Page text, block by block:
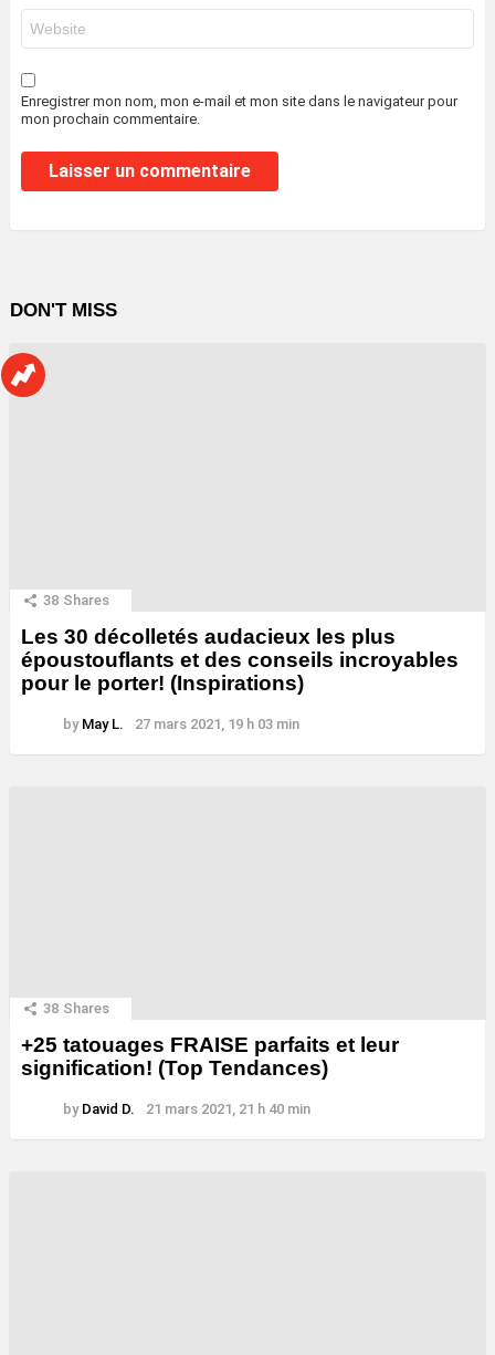
web
Enregistrer mon nom, mon e-mail et mon site dans le navigateur pour
mon prochain commentaire.
DON'T MISS
38 Shares
Les 30 décolletés audacieux les plus
époustouflants et des conseils incroyables
pour le porter! (Inspirations)
by May L. 27 mars 2021, 19 h 03 min
38 Shares
+25 tatouages ​​FRAISE parfaits et leur
signification! (Top Tendances)
by David D. 21 mars 2021, 21 h 40 min